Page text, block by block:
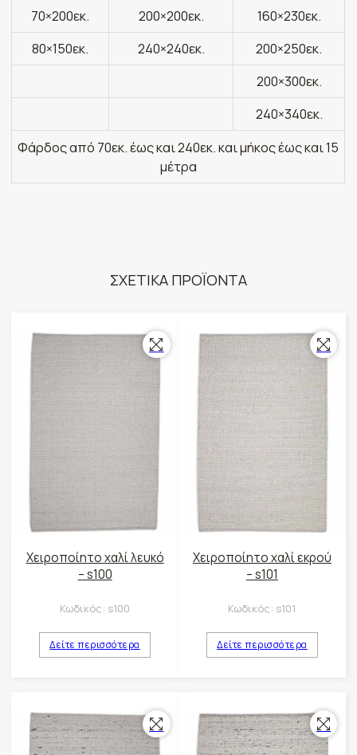
70×200εκ. 200×200εκ.
160×230εκ.
80×150εκ.
240×240εκ.
200×250εκ.
200×300εκ.
240×340εκ.
Φάρδος από 70εκ. έως και 240εκ. και μήκος έως και 15
μέτρα
ΣΧΕΤΙΚΑ ΠΡΟΪΟΝΤΑ
Χειροποίητο χαλί λευκό
– s100
Κωδικός: s100
Δείτε περισσότερα
Χειροποίητο χαλί εκρού
– s101
Κωδικός: s101
Δείτε περισσότερα